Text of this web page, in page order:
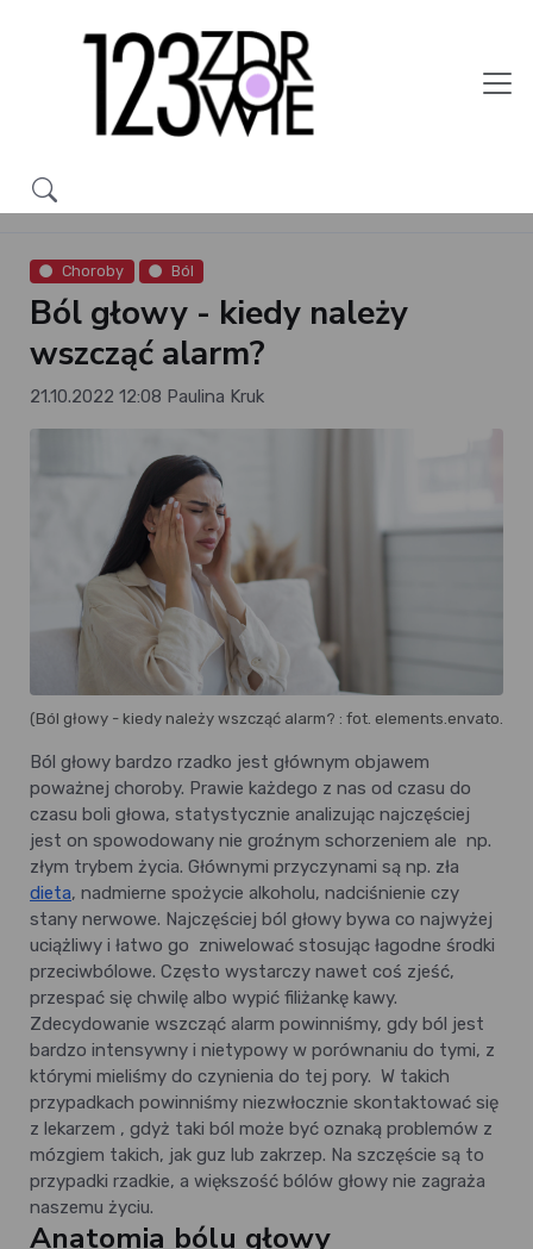
Choroby Ból
Ból głowy - kiedy należy
wszcząć alarm?
21.10.2022 12:08 Paulina Kruk
(Ból głowy - kiedy należy wszcząć alarm? : fot.
Ból głowy bardzo rzadko jest głównym objawem
poważnej choroby. Prawie każdego z nas od czasu do
czasu boli głowa, statystycznie analizując najczęściej
jest on spowodowany nie groźnym schorzeniem ale np.
złym trybem życia. Głównymi przyczynami są np. zła
dieta, nadmierne spożycie alkoholu, nadciśnienie czy
stany nerwowe. Najczęściej ból głowy bywa co najwyżej
uciążliwy i łatwo go zniwelować stosując łagodne środki
przeciwbólowe. Często wystarczy nawet coś zjeść,
przespać się chwilę albo wypić filiżankę kawy.
Zdecydowanie wszcząć alarm powinniśmy, gdy ból jest
bardzo intensywny i nietypowy w porównaniu do tymi, z
którymi mieliśmy do czynienia do tej pory. W takich
przypadkach powinniśmy niezwłocznie skontaktować się
z lekarzem , gdyż taki ból może być oznaką problemów z
mózgiem takich, jak guz lub zakrzep. Na szczęście są to
przypadki rzadkie, a większość bólów głowy nie zagraża
naszemu życiu.
Anatomia bólu głowy